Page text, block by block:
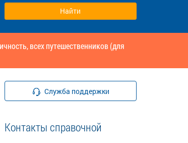
всех путешественников (для
Служба поддержки
Контакты справочной